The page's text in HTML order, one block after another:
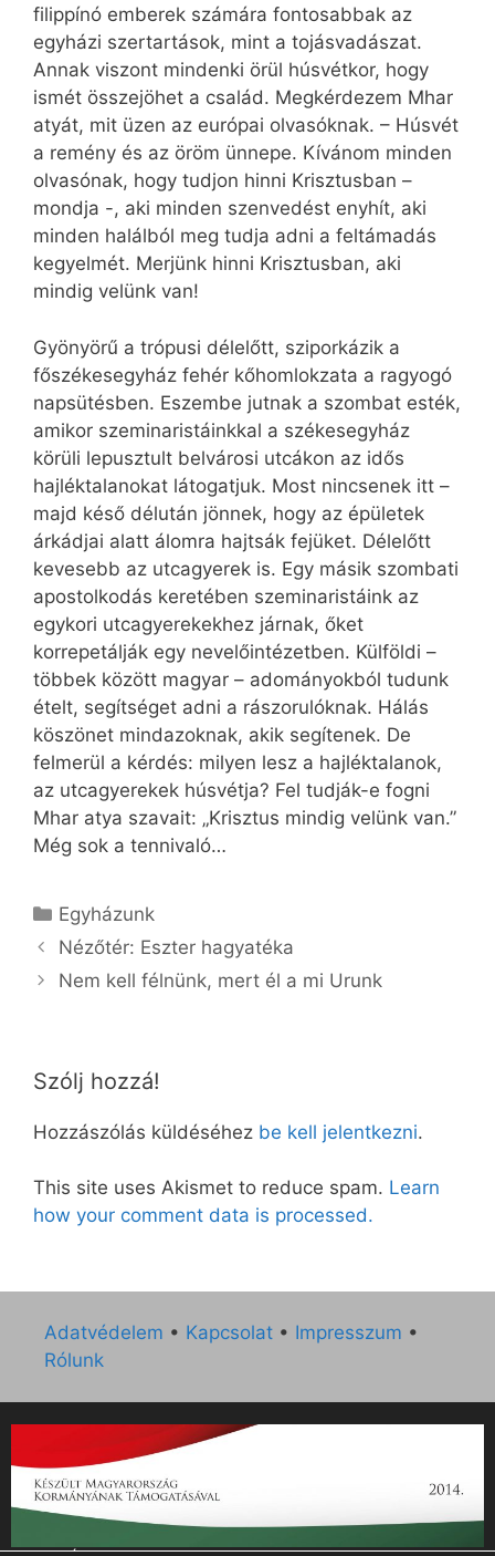
filippínó emberek számára fontosabbak az
egyházi szertartások, mint a tojásvadászat.
Annak viszont mindenki örül húsvétkor, hogy
ismét összejöhet a család. Megkérdezem Mhar
atyát, mit üzen az európai olvasóknak. – Húsvét
a remény és az öröm ünnepe. Kívánom minden
olvasónak, hogy tudjon hinni Krisztusban –
mondja -, aki minden szenvedést enyhít, aki
minden halálból meg tudja adni a feltámadás
kegyelmét. Merjünk hinni Krisztusban, aki
mindig velünk van!
Gyönyörű a trópusi délelőtt, sziporkázik a
főszékesegyház fehér kőhomlokzata a ragyogó
napsütésben. Eszembe jutnak a szombat esték,
amikor szeminaristáinkkal a székesegyház
körüli lepusztult belvárosi utcákon az idős
hajléktalanokat látogatjuk. Most nincsenek itt –
majd késő délután jönnek, hogy az épületek
árkádjai alatt álomra hajtsák fejüket. Délelőtt
kevesebb az utcagyerek is. Egy másik szombati
apostolkodás keretében szeminaristáink az
egykori utcagyerekekhez járnak, őket
korrepetálják egy nevelőintézetben. Külföldi –
többek között magyar – adományokból tudunk
ételt, segítséget adni a rászorulóknak. Hálás
köszönet mindazoknak, akik segítenek. De
felmerül a kérdés: milyen lesz a hajléktalanok,
az utcagyerekek húsvétja? Fel tudják-e fogni
Mhar atya szavait: „Krisztus mindig velünk van.”
Még sok a tennivaló…
Kategória
Egyházunk
Nézőtér: Eszter hagyatéka
Nem kell félnünk, mert él a mi Urunk
Szólj hozzá!
Hozzászólás küldéséhez be kell jelentkezni.
This site uses Akismet to reduce spam. Learn
how your comment data is processed.
Adatvédelem • Kapcsolat • Impresszum •
Rólunk